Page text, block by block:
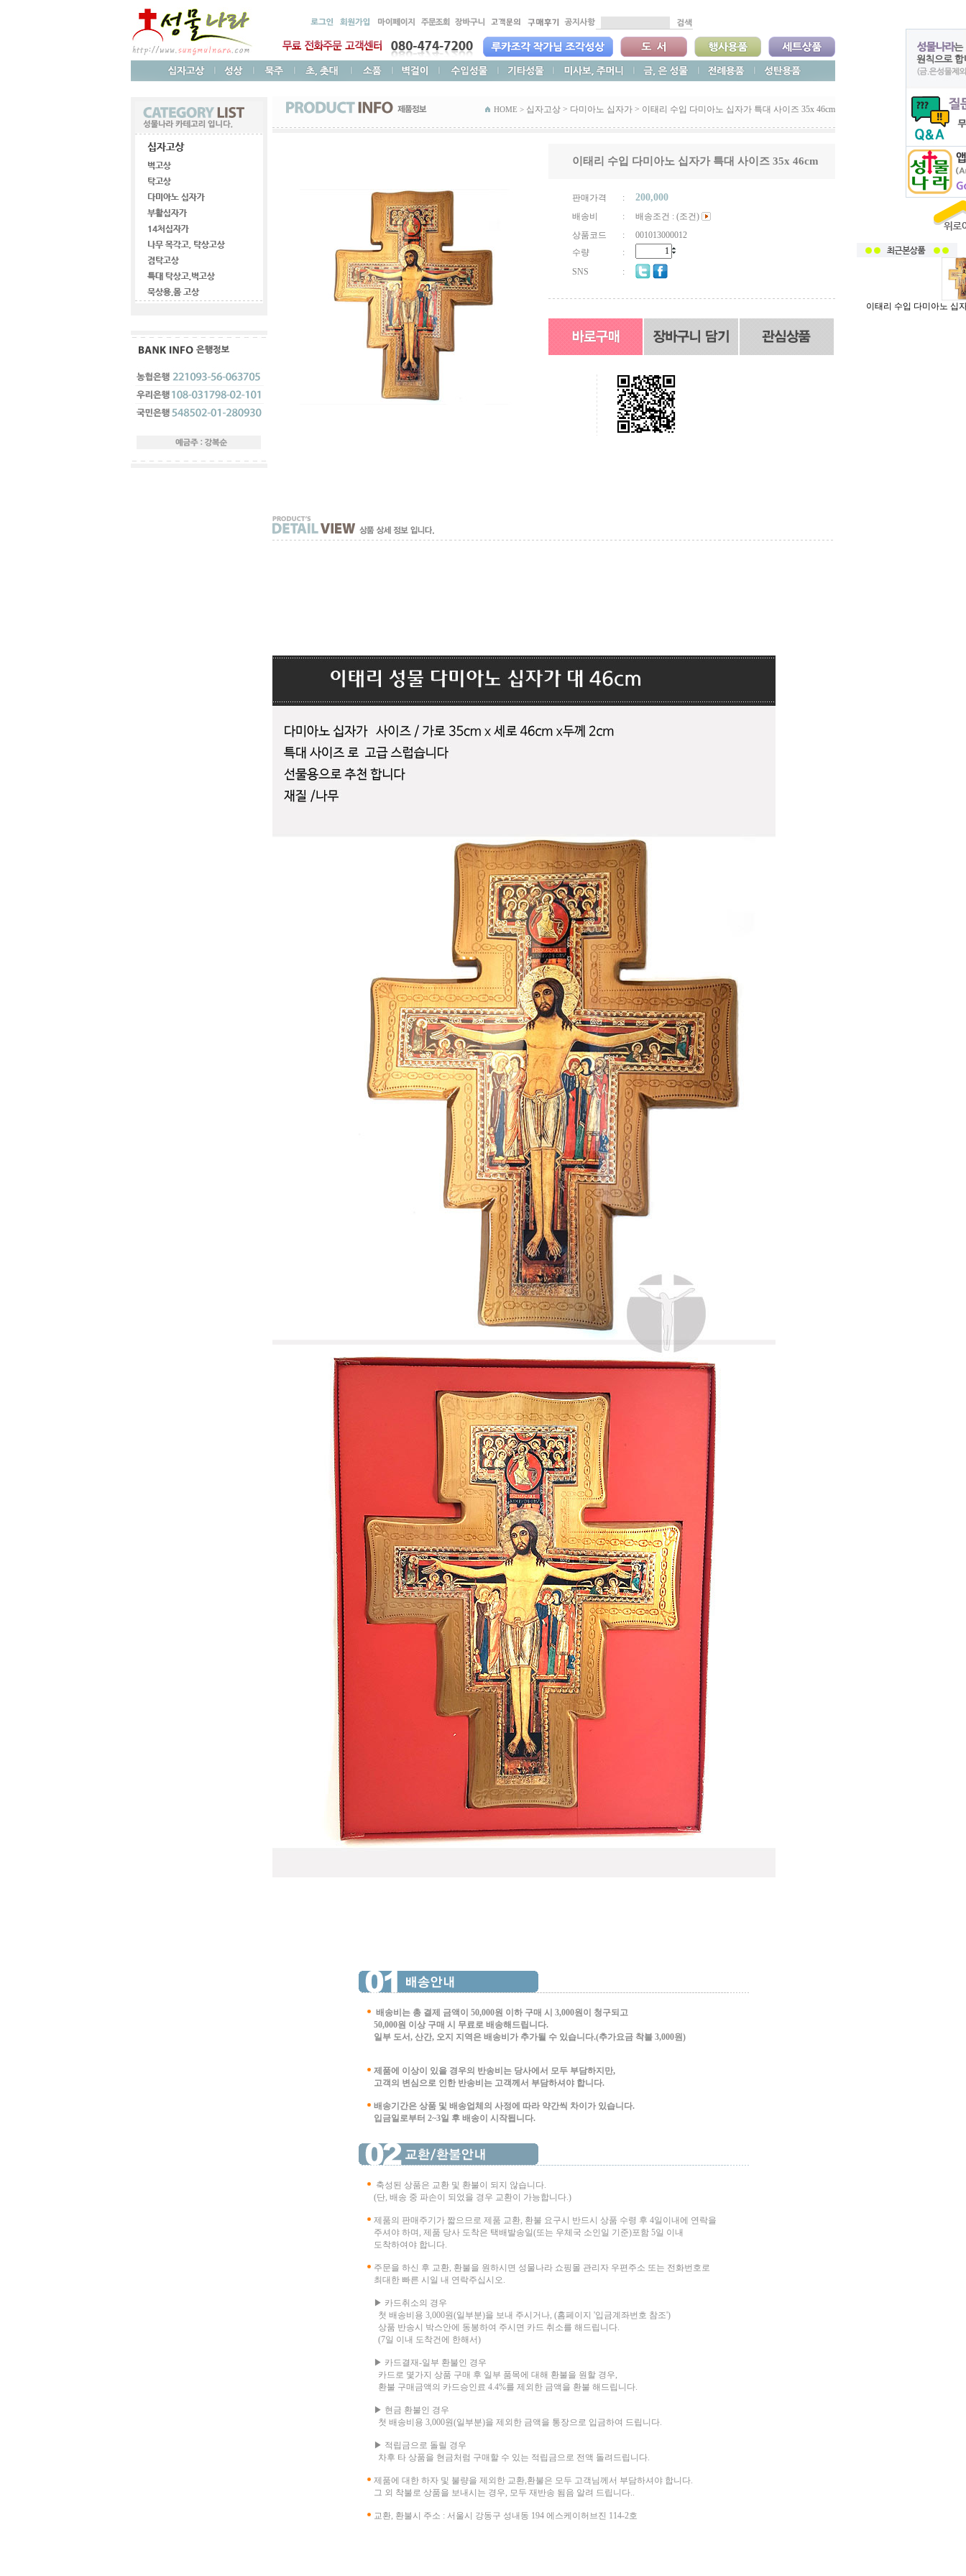
HOME > 십자고상 > 다미아노 십자가 > 이태리 수입 다미아노 십자가 특대 사이즈 35x 46cm
이태리 수입 다미아노 십자가 특대 사이즈 35x 46cm
판매가격 : 200,000
배송비 :
배송조건 : (조건)
상품코드
:
001013000012
수량
:
SNS
:
배송비는 총 결제 금액이 50,000원 이하 구매 시 3,000원이 청구되고
50,000원 이상 구매 시 무료로 배송해드립니다.
일부 도서, 산간, 오지 지역은 배송비가 추가될 수 있습니다.(추가요금 착불 3,000원)
제품에 이상이 있을 경우의 반송비는 당사에서 모두 부담하지만,
고객의 변심으로 인한 반송비는 고객께서 부담하셔야 합니다.
배송기간은 상품 및 배송업체의 사정에 따라 약간씩 차이가 있습니다.
입금일로부터 2~3일 후 배송이 시작됩니다.
축성된 상품은 교환 및 환불이 되지 않습니다.
(단, 배송 중 파손이 되었을 경우 교환이 가능합니다.)
제품의 판매주기가 짧으므로 제품 교환, 환불 요구시 반드시 상품 수령 후 4일이내에 연락을
주셔야 하며, 제품 당사 도착은 택배발송일(또는 우체국 소인일 기준)포함 5일 이내
도착하여야 합니다.
주문을 하신 후 교환, 환불을 원하시면 성물나라 쇼핑몰 관리자 우편주소 또는 전화번호로
최대한 빠른 시일 내 연락주십시오.
▶ 카드취소의 경우
첫 배송비용 3,000원(일부분)을 보내 주시거나, (홈페이지 '입금계좌번호 참조')
상품 반송시 박스안에 동봉하여 주시면 카드 취소를 해드립니다.
(7일 이내 도착건에 한해서)
▶ 카드결재-일부 환불인 경우
카드로 몇가지 상품 구매 후 일부 품목에 대해 환불을 원할 경우,
환불 구매금액의 카드승인료 4.4%를 제외한 금액을 환불 해드립니다.
▶ 현금 환불인 경우
첫 배송비용 3,000원(일부분)을 제외한 금액을 통장으로 입금하여 드립니다.
▶ 적립금으로 돌릴 경우
차후 타 상품을 현금처럼 구매할 수 있는 적립금으로 전액 돌려드립니다.
제품에 대한 하자 및 불량을 제외한 교환,환불은 모두 고객님께서 부담하셔야 합니다.
그 외 착불로 상품을 보내시는 경우, 모두 재반송 됨음 알려 드립니다..
교환, 환불시 주소 : 서울시 강동구 성내동 194 에스케이허브진 114-2호
이태리 수입 다미아노 십